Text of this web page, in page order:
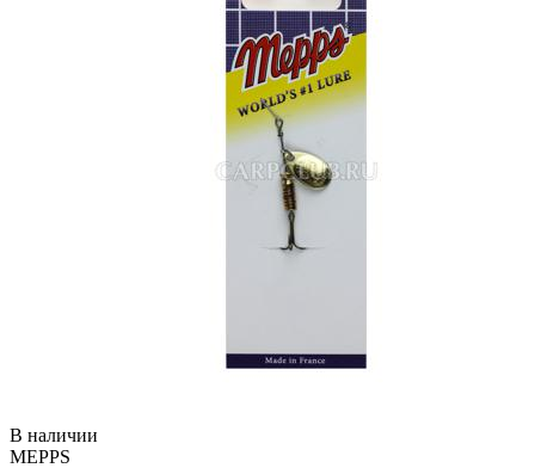
В наличии
MEPPS